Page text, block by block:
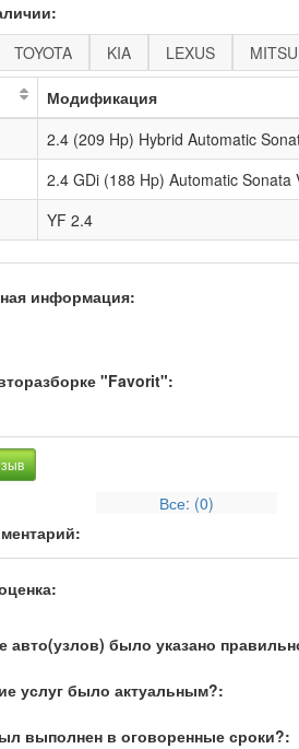
TOYOTA KIA LEXUS
Модификация
2.4 (209 Hp) Hybrid Automatic
2.4 GDi (188 Hp) Automatic Sonata
YF 2.4
информация:
"Favorit":
Все: (0)
авто(узлов) было указано
услуг было актуальным?:
выполнен в оговоренные сроки?: